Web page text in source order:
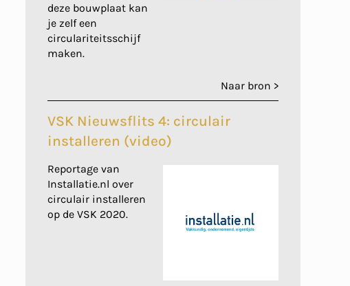
deze bouwplaat kan
je zelf een
circulariteitsschijf
maken.
Naar bron >
VSK Nieuwsflits 4: circulair
installeren (video)
Reportage van
Installatie.nl over
circulair installeren
op de VSK 2020.